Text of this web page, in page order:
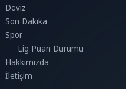
Döviz
Son Dakika
Spor
Lig Puan Durumu
Hakkımızda
İletişim